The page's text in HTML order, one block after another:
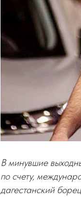
В минувшие
по счету,
дагестанский